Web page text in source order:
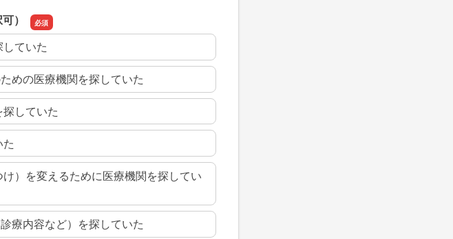
）
ていた
めの医療機関を探していた
していた
）を変えるために医療機関を探してい
療内容など）を探していた